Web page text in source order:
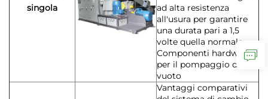
singola
ad alta resistenza
all'usura per garantire
una durata pari a 1,5
volte quella normale.
Componenti hardware
per il pompaggio del
vuoto
Vantaggi comparativi